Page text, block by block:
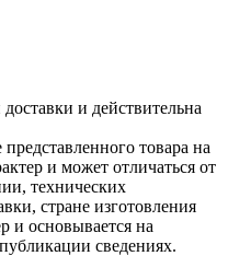
и действительна
товара на
и может отличаться от
технических
стране изготовления
и основывается на
сведениях.